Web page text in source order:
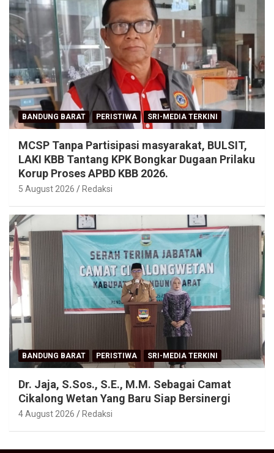
BANDUNG BARAT PERISTIWA SRI-MEDIA TERKINI
MCSP Tanpa Partisipasi masyarakat, BULSIT,
LAKI KBB Tantang KPK Bongkar Dugaan Prilaku
Korup Proses APBD KBB 2026.
5 August 2026 Redaksi
BANDUNG BARAT PERISTIWA SRI-MEDIA TERKINI
Dr. Jaja, S.Sos., S.E., M.M. Sebagai Camat
Cikalong Wetan Yang Baru Siap Bersinergi
4 August 2026 Redaksi